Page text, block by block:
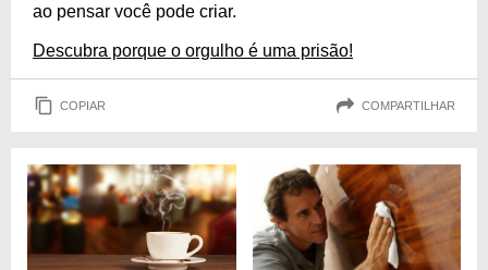
ao pensar você pode criar.
Descubra porque o orgulho é uma prisão!
COPIAR COMPARTILHAR